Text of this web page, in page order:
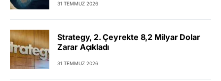
31 TEMMUZ 2026
Strategy, 2. Çeyrekte 8,2 Milyar Dolar
Zarar Açıkladı
31 TEMMUZ 2026